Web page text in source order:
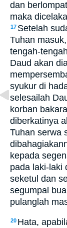
dan
maka
17 Setelah
Tuhan
tengah-
Daud akan
syukur di
selesailah
korban
diberkatinya
Tuhan serwa
kepada
pada laki-laki
seketul dan
segumpal
pulanglah
20 Hata,